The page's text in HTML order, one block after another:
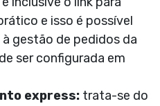
e isso é possível
gestão de pedidos da
ser configurada em
express: trata-se do